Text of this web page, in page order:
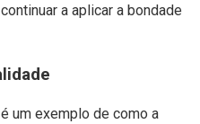
a aplicar a bondade
um exemplo de como a